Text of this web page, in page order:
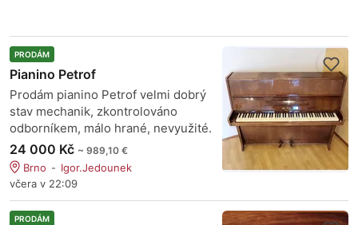
PRODÁM
Pianino Petrof
Prodám pianino Petrof velmi dobrý
stav mechanik, zkontrolováno
odborníkem, málo hrané, nevyužité.
24 000 Kč ~ 989,10 €
Brno
Igor.Jedounek
včera v 22:09
PRODÁM